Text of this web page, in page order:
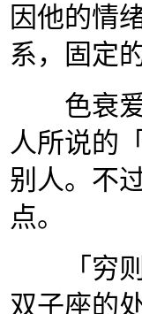
因他的情
系，固定
色衰爱
人所说的
别人。不
点。
「穷则
双子座的